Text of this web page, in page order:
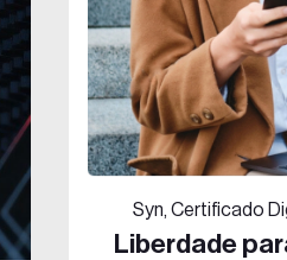
Syn, Certificado
Liberdade